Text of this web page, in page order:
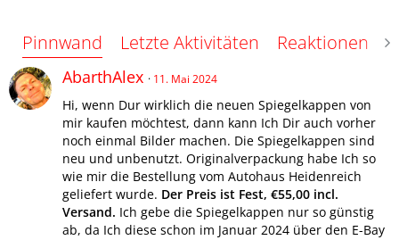
Pinnwand Letzte Aktivitäten Reaktionen
AbarthAlex 11. Mai 2024
Hi, wenn Dur wirklich die neuen Spiegelkappen von
mir kaufen möchtest, dann kann Ich Dir auch vorher
noch einmal Bilder machen. Die Spiegelkappen sind
neu und unbenutzt. Originalverpackung habe Ich so
wie mir die Bestellung vom Autohaus Heidenreich
geliefert wurde. Der Preis ist Fest, €55,00 incl.
Versand. Ich gebe die Spiegelkappen nur so günstig
ab, da Ich diese schon im Januar 2024 über den E-Bay